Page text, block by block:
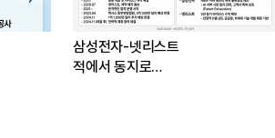
삼성전자-넷리스트
적에서 동지로…